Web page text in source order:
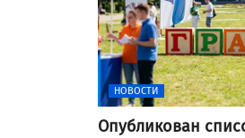
НОВОСТИ
Опубликован